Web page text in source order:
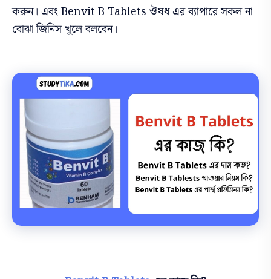
করুন। এবংBenvit B Tablets ঔষধ এর ব্যাপারে সকল না
বোঝা জিনিস খুলে বলবেন।